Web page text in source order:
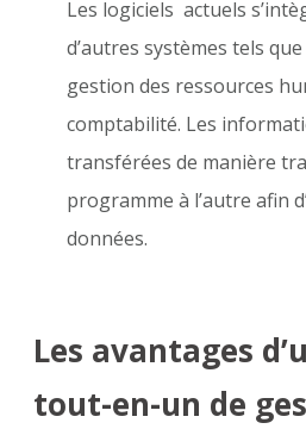
Les logiciels actuels
d’autres systèmes tels
gestion des ressources
comptabilité. Les
transférées de manière
programme à l’autre afin
données.
Les avantages
tout-en-un de